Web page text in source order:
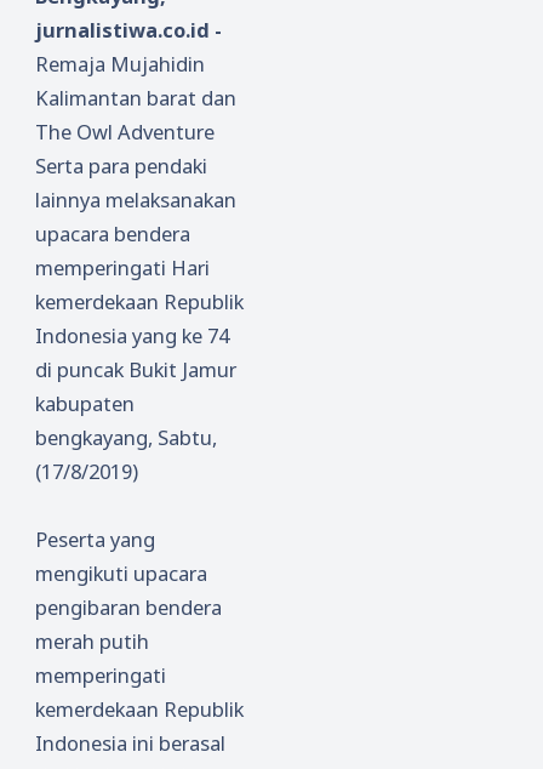
jurnalistiwa.co.id -
Remaja Mujahidin
Kalimantan barat dan
The Owl Adventure
Serta para pendaki
lainnya melaksanakan
upacara bendera
memperingati Hari
kemerdekaan Republik
Indonesia yang ke 74
di puncak Bukit Jamur
kabupaten
bengkayang, Sabtu,
(17/8/2019)
Peserta yang
mengikuti upacara
pengibaran bendera
merah putih
memperingati
kemerdekaan Republik
Indonesia ini berasal